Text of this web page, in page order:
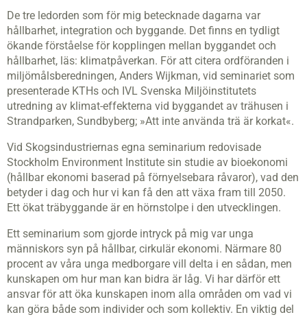
De tre ledorden som för mig betecknade dagarna var
hållbarhet, integration och byggande. Det finns en tydligt
ökande förståelse för kopplingen mellan byggandet och
hållbarhet, läs: klimatpåverkan. För att citera ordföranden i
miljömålsberedningen, Anders Wijkman, vid seminariet som
presenterade KTHs och IVL Svenska Miljöinstitutets
utredning av klimat-effekterna vid byggandet av trähusen i
Strandparken, Sundbyberg; »Att inte använda trä är korkat«.
Vid Skogsindustriernas egna seminarium redovisade
Stockholm Environment Institute sin studie av bioekonomi
(hållbar ekonomi baserad på förnyelsebara råvaror), vad den
betyder i dag och hur vi kan få den att växa fram till 2050.
Ett ökat träbyggande är en hörnstolpe i den utvecklingen.
Ett seminarium som gjorde intryck på mig var unga
människors syn på hållbar, cirkulär ekonomi. Närmare 80
procent av våra unga medborgare vill delta i en sådan, men
kunskapen om hur man kan bidra är låg. Vi har därför ett
ansvar för att öka kunskapen inom alla områden om vad vi
kan göra både som individer och som kollektiv. En viktig del